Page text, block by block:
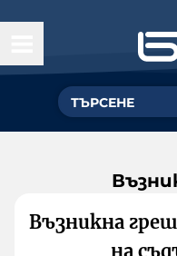
Възникна
на